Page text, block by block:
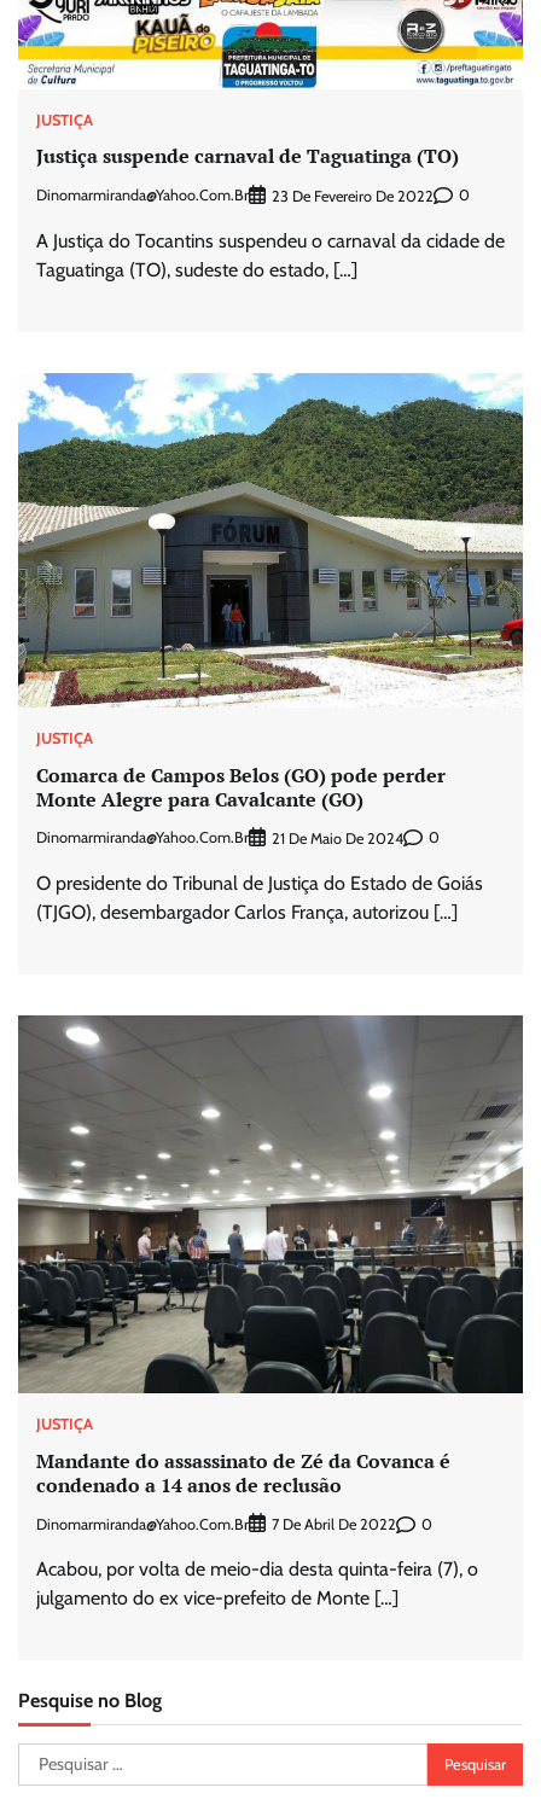
JUSTIÇA
Justiça suspende carnaval de Taguatinga (TO)
Dinomarmiranda@yahoo.com.br 23 De Fevereiro De 2022 0
A Justiça do Tocantins suspendeu o carnaval da cidade de
Taguatinga (TO), sudeste do estado, […]
JUSTIÇA
Comarca de Campos Belos (GO) pode perder
Monte Alegre para Cavalcante (GO)
Dinomarmiranda@yahoo.com.br 21 De Maio De 2024 0
O presidente do Tribunal de Justiça do Estado de Goiás
(TJGO), desembargador Carlos França, autorizou […]
JUSTIÇA
Mandante do assassinato de Zé da Covanca é
condenado a 14 anos de reclusão
Dinomarmiranda@yahoo.com.br 7 De Abril De 2022 0
Acabou, por volta de meio-dia desta quinta-feira (7), o
julgamento do ex vice-prefeito de Monte […]
Pesquise no Blog
Pesquisar
por: